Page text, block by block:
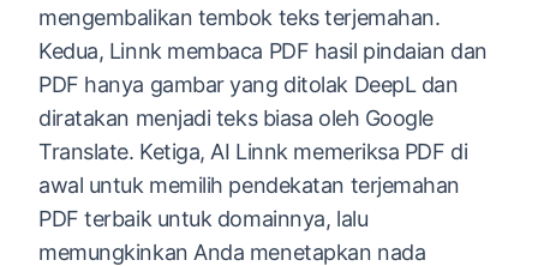
mengembalikan tembok teks terjemahan.
Kedua, Linnk membaca PDF hasil pindaian dan
PDF hanya gambar yang ditolak DeepL dan
diratakan menjadi teks biasa oleh Google
Translate. Ketiga, AI Linnk memeriksa PDF di
awal untuk memilih pendekatan terjemahan
PDF terbaik untuk domainnya, lalu
memungkinkan Anda menetapkan nada